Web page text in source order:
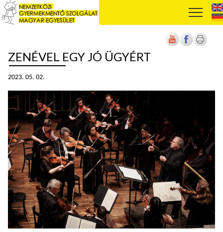
ZENÉVEL EGY JÓ ÜGYÉRT
2023. 05. 02.